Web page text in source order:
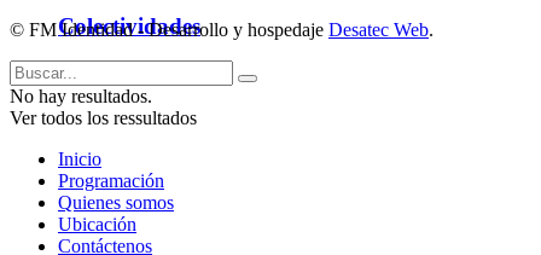
Colectividades
© FM Identidad - Desarrollo y hospedaje Desatec Web.
No hay resultados.
Ver todos los ressultados
Inicio
Programación
Quienes somos
Ubicación
Contáctenos